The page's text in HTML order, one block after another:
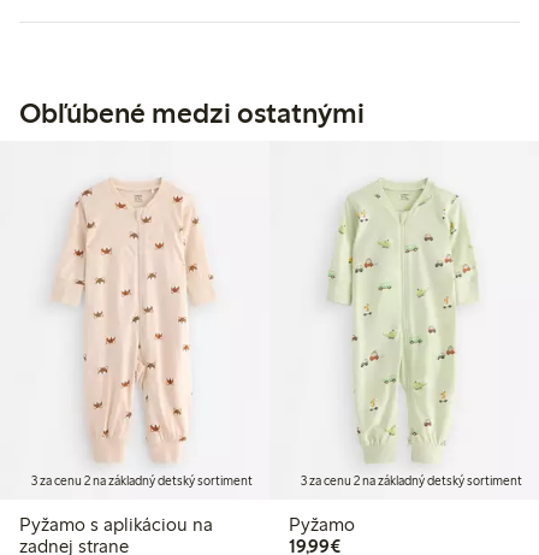
Obľúbené medzi ostatnými
3 za cenu 2 na základný detský sortiment
Pyžamo s aplikáciou na
zadnej strane
3 za cenu 2 na základný detský sortiment
Pyžamo
19,99€19,99 €